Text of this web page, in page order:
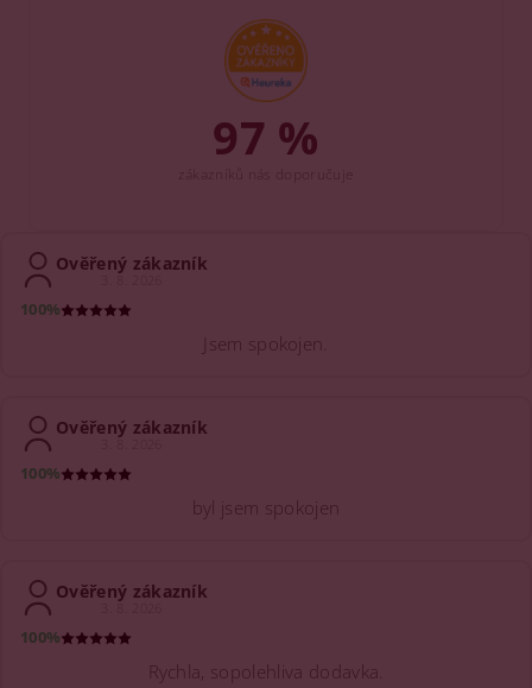
97 %
Ověřený zákazník
100%
Jsem spokojen.
Ověřený zákazník
100%
byl jsem spokojen
Ověřený zákazník
100%
Rychla, sopolehliva dodavka.